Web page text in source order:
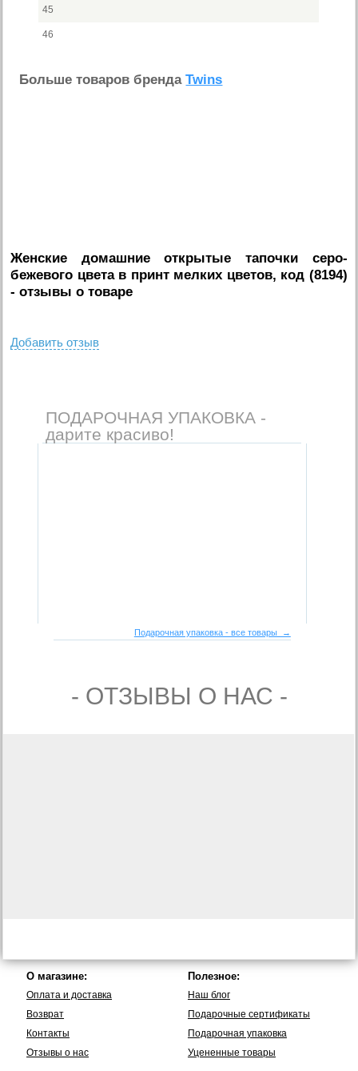
45
46
Больше товаров брендаTwins
Женские домашние открытые тапочки серо-
бежевого цвета в принт мелких цветов, код (8194)
- отзывы о товаре
Добавить отзыв
ПОДАРОЧНАЯ УПАКОВКА -
дарите красиво!
Подарочная упаковка - все товары →
- ОТЗЫВЫ О НАС -
О магазине:
Оплата и доставка
Возврат
Контакты
Отзывы о нас
Полезное:
Наш блог
Подарочные сертификаты
Подарочная упаковка
Уцененные товары